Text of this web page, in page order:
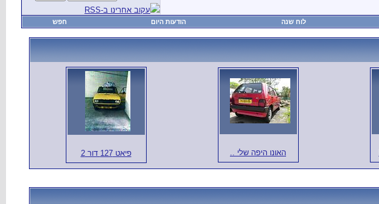
עקוב אחרינו ב-RSS
לוח שנה הודעות היום חפש
האונו היפה שלי .. פיאט 127 דור 2